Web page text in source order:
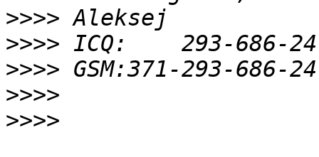
>>>>
>>>>
>>>>
>>>>
>>>>